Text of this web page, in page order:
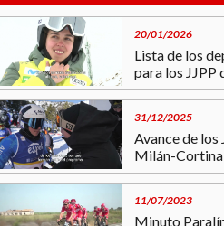
20/01/2026
Lista de los
para los
31/12/2025
Avance de
Milán-
11/07/2023
Minuto